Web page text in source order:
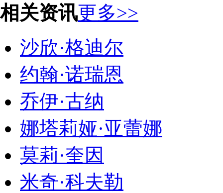
相关资讯更多>>
沙欣·格迪尔
约翰·诺瑞恩
乔伊·古纳
娜塔莉娅·亚蕾娜
莫莉·奎因
米奇·科夫勒